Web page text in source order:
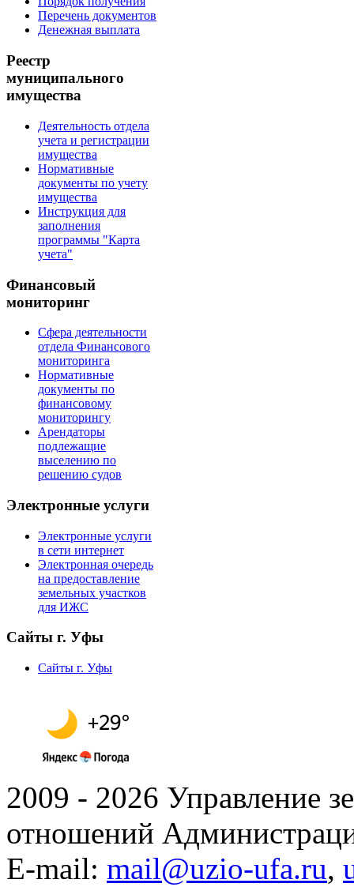
Перечень документов
Денежная выплата
Реестр
муниципального
имущества
Деятельность отдела
учета и регистрации
имущества
Нормативные
документы по учету
имущества
Инструкция для
заполнения
программы "Карта
учета"
Финансовый
мониторинг
Сфера деятельности
отдела Финансового
мониторинга
Нормативные
документы по
финансовому
мониторингу
Арендаторы
подлежащие
выселению по
решению судов
Электронные услуги
Электронные услуги
в сети интернет
Электронная очередь
на предоставление
земельных участков
для ИЖС
Сайты г. Уфы
Сайты г. Уфы
2009 - 2026 Управление
отношений
E-mail: mail@uzio-ufa.ru,